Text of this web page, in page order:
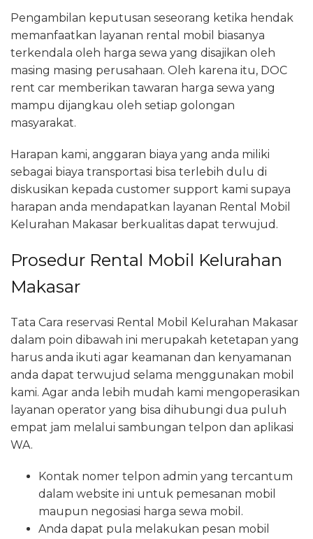
Pengambilan keputusan seseorang ketika hendak
memanfaatkan layanan rental mobil biasanya
terkendala oleh harga sewa yang disajikan oleh
masing masing perusahaan. Oleh karena itu, DOC
rent car memberikan tawaran harga sewa yang
mampu dijangkau oleh setiap golongan
masyarakat.
Harapan kami, anggaran biaya yang anda miliki
sebagai biaya transportasi bisa terlebih dulu di
diskusikan kepada customer support kami supaya
harapan anda mendapatkan layanan Rental Mobil
Kelurahan Makasar berkualitas dapat terwujud.
Prosedur Rental Mobil Kelurahan
Makasar
Tata Cara reservasi Rental Mobil Kelurahan Makasar
dalam poin dibawah ini merupakah ketetapan yang
harus anda ikuti agar keamanan dan kenyamanan
anda dapat terwujud selama menggunakan mobil
kami. Agar anda lebih mudah kami mengoperasikan
layanan operator yang bisa dihubungi dua puluh
empat jam melalui sambungan telpon dan aplikasi
WA.
Kontak nomer telpon admin yang tercantum
dalam website ini untuk pemesanan mobil
maupun negosiasi harga sewa mobil.
Anda dapat pula melakukan pesan mobil